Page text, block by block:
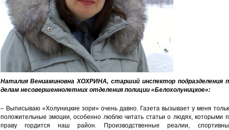
Наталия Вениаминовна ХОХРИНА, старший инспектор подразделения
делам несовершеннолетних отделения полиции «Белохолуницкое»:
– Выписываю «Холуницкие зори» очень давно. Газета вызывает у меня
положительные эмоции, особенно люблю читать статьи о людях, которыми
праву гордится наш район. Производственные реалии,